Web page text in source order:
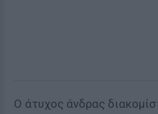
Ο άτυχος άνδρας